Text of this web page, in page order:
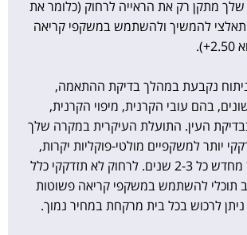
מתקן רק את הראייה לרחוק (כלומר את
תאלצי להמשיך ולהשתמש במשקפי קריאה
נקבעת במהלך בדיקת ההתאמה,
בהם עובי הקרנית, מיפוי הקרנית,
העין. התועלת העיקרית במקרה שלך
יותר למשקפיים מולטי-פוקליות יקרות,
אותן צריך להתקין מחדש כל 2-3 שנים. לרחוק לא תזדקקי כלל
תוכלי להשתמש במשקפי קריאה פשוטות
ניתן לרכוש בכל בית מרקחת במחיר נמוך.